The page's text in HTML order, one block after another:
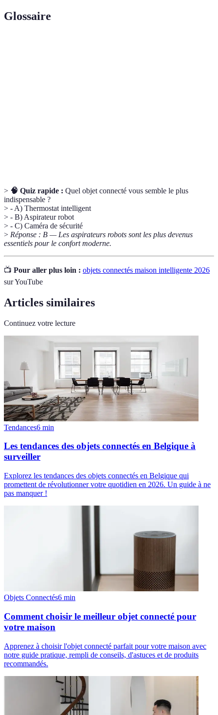
Glossaire
> 🧠 Quiz rapide : Quel objet connecté vous semble le plus
indispensable ?
> - A) Thermostat intelligent
> - B) Aspirateur robot
> - C) Caméra de sécurité
> Réponse : B — Les aspirateurs robots sont les plus devenus
essentiels pour le confort moderne.
📺 Pour aller plus loin : objets connectés maison intelligente 2026
sur YouTube
Articles similaires
Continuez votre lecture
Tendances6 min
Les tendances des objets connectés en Belgique à
surveiller
Explorez les tendances des objets connectés en Belgique qui
promettent de révolutionner votre quotidien en 2026. Un guide à ne
pas manquer !
Objets Connectés6 min
Comment choisir le meilleur objet connecté pour
votre maison
Apprenez à choisir l'objet connecté parfait pour votre maison avec
notre guide pratique, rempli de conseils, d'astuces et de produits
recommandés.